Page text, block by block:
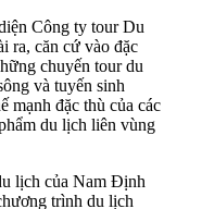
Công ty tour Du
ra, căn cứ vào đặc
chuyến tour du
và tuyến sinh
mạnh đặc thù của các
du lịch liên vùng
lịch của Nam Định
trình du lịch